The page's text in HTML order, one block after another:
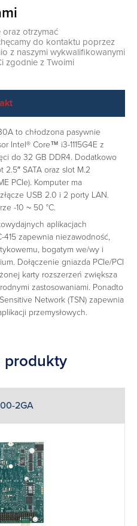
otrzymać
do kontaktu poprzez
z naszymi wykwalifikowanymi
zgodnie z Twoimi
to chłodzona pasywnie
Intel® Core™ i3-1115G4E z
do 32 GB DDR4. Dodatkowo
SATA oraz slot M.2
PCIe). Komputer ma
USB 2.0 i 2 porty LAN.
-10 ~ 50 °C.
aplikacjach
415 zapewnia niezawodność,
bogatym we/wy i
Dołączenie gniazda PCIe/PCI
karty rozszerzeń zwiększa
zastosowaniami. Ponadto
Network (TSN) zapewnia
przemysłowych.
produkty
2GA